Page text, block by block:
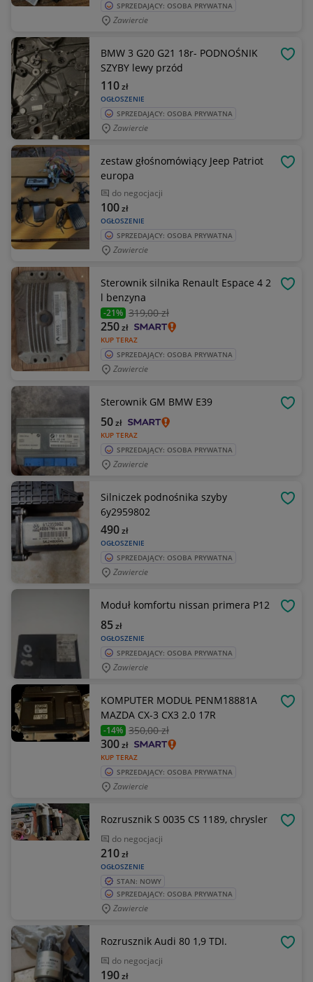
SPRZEDAJĄCY: OSOBA PRYWATNA
Zawiercie
BMW 3 G20 G21 18r- PODNOŚNIK
SZYBY lewy przód
OGŁOSZENIE
110zł
SPRZEDAJĄCY: OSOBA PRYWATNA
Zawiercie
zestaw głośnomówiący Jeep Patriot
europa
do negocjacji
OGŁOSZENIE
100zł
SPRZEDAJĄCY: OSOBA PRYWATNA
Zawiercie
Sterownik silnika Renault Espace 4 2
l benzyna
-21% 319,00 zł
KUP TERAZ
250zł
SPRZEDAJĄCY: OSOBA PRYWATNA
Zawiercie
Sterownik GM BMW E39
KUP TERAZ
50zł
SPRZEDAJĄCY: OSOBA PRYWATNA
Zawiercie
Silniczek podnośnika szyby
6y2959802
OGŁOSZENIE
490zł
SPRZEDAJĄCY: OSOBA PRYWATNA
Zawiercie
Moduł komfortu nissan primera P12
OGŁOSZENIE
85zł
SPRZEDAJĄCY: OSOBA PRYWATNA
Zawiercie
KOMPUTER MODUŁ PENM18881A
MAZDA CX-3 CX3 2.0 17R
-14% 350,00 zł
KUP TERAZ
300zł
SPRZEDAJĄCY: OSOBA PRYWATNA
Zawiercie
Rozrusznik S 0035 CS 1189, chrysler
do negocjacji
OGŁOSZENIE
210zł
STAN: NOWY
SPRZEDAJĄCY: OSOBA PRYWATNA
Zawiercie
Rozrusznik Audi 80 1,9 TDI.
do negocjacji
190zł